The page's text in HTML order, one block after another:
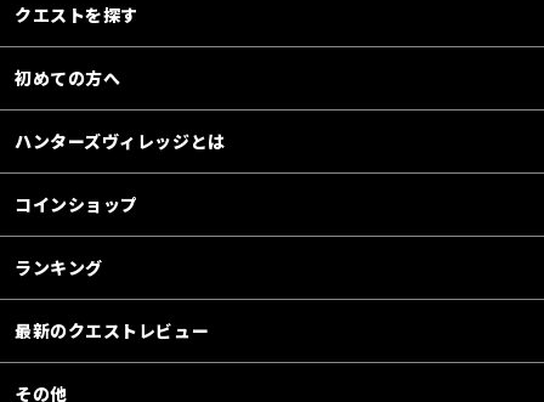
クエストを探す
初めての方へ
ハンターズヴィレッジとは
コインショップ
ランキング
最新のクエストレビュー
その他